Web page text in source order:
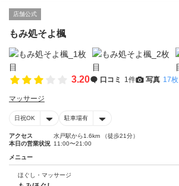
店舗公式
もみ処そよ楓
3.20 口コミ 1件 写真 17枚
マッサージ
日祝OK 駐車場有
アクセス
水戸駅から1.6km （徒歩21分）
本日の営業状況 11:00〜21:00
メニュー
ほぐし・マッサージ